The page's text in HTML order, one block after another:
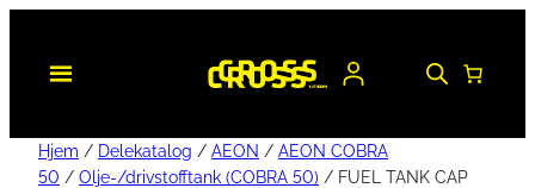
Hjem / Delekatalog / AEON / AEON COBRA
50 / Olje-/drivstofftank (COBRA 50) / FUEL TANK CAP